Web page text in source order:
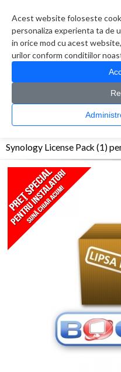
Acest website foloseste
personaliza experienta ta de
in orice mod cu acest
urilor conform conditiilor
CATALOG PRODUSE
Sisteme de
Synology License Pack (1)